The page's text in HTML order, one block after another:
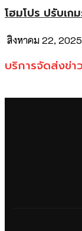
โฮมโปร ปรับเก
สิงหาคม 22, 2025
บริการจัดส่งข่